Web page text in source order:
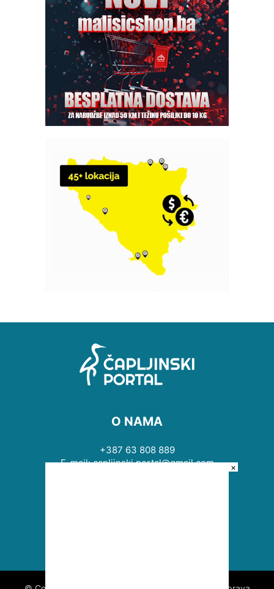
O NAMA
+387 63 808 889
E-mail: capljinski.portal@gmail.com
×